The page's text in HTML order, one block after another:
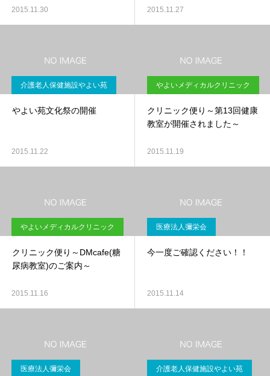
2015.11.30 2015.11.27
介護老人保健施設やよい苑
やよい苑文化祭の開催
2015.11.22
やよいメディカルクリニック
クリニック便り～第13回健康
教室が開催されました～
2015.11.19
やよいメディカルクリニック
クリニック便り～DMcafe(糖
尿病教室)のご案内～
2015.11.16
医療法人彌栄会
今一度ご確認ください！！
2015.11.14
医療法人彌栄会 介護老人保健施設やよい苑